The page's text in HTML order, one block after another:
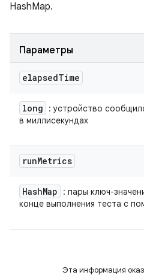
HashMap.
Параметры
elapsedTime
long
: устройство
в миллисекундах
runMetrics
HashMap
: пары ключ-
конце выполнения теста с
Эта информация